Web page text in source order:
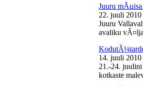
Juuru
22. juuli 2010
Juuru
avaliku
14. juuli 2010
21.-24.
kotkaste